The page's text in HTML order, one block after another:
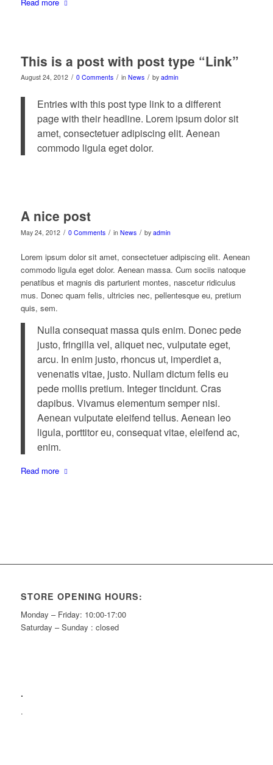
This is a post with post type “Link”
August 24, 2012 / 0 Comments / in News / by admin
Entries with this post type link to a different
page with their headline. Lorem ipsum dolor sit
amet, consectetuer adipiscing elit. Aenean
commodo ligula eget dolor.
A nice post
May 24, 2012 / 0 Comments / in News / by admin
Lorem ipsum dolor sit amet, consectetuer adipiscing elit. Aenean
commodo ligula eget dolor. Aenean massa. Cum sociis natoque
penatibus et magnis dis parturient montes, nascetur ridiculus
mus. Donec quam felis, ultricies nec, pellentesque eu, pretium
quis, sem.
Nulla consequat massa quis enim. Donec pede
justo, fringilla vel, aliquet nec, vulputate eget,
arcu. In enim justo, rhoncus ut, imperdiet a,
venenatis vitae, justo. Nullam dictum felis eu
pede mollis pretium. Integer tincidunt. Cras
dapibus. Vivamus elementum semper nisi.
Aenean vulputate eleifend tellus. Aenean leo
ligula, porttitor eu, consequat vitae, eleifend ac,
enim.
Read more
STORE OPENING HOURS:
Monday – Friday: 10:00-17:00
Saturday – Sunday : closed
.
.